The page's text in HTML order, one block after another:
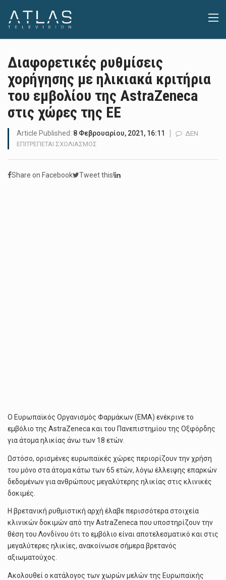
Διαφορετικές ρυθμίσεις
χορήγησης με ηλικιακά κριτήρια
του εμβολίου της AstraZeneca
στις χώρες της ΕΕ
Article Published: 8 Φεβρουαρίου, 2021, 16:11
ΔΕΝ
ΕΠΙΤΡΈΠΕΤΑΙ ΣΧΟΛΙΑΣΜΌΣ
ΧΟΡΉΓΗΣΗΣ
Share on Facebook Tweet this!
Ο Ευρωπαϊκός Οργανισμός Φαρμάκων (EMA) ενέκρινε το
εμβόλιο της AstraZeneca και του Πανεπιστημίου της Οξφόρδης
για άτομα ηλικίας άνω των 18 ετών.
Ωστόσο, ορισμένες ευρωπαϊκές χώρες περιορίζουν την χρήση
του μόνο στα άτομα κάτω των 65 ετών, λόγω έλλειψης επαρκών
δεδομένων για ανθρώπους μεγαλύτερης ηλικίας στις κλινικές
δοκιμές.
Η βρετανική ρυθμιστική αρχή έλαβε περισσότερα στοιχεία
κλινικών δοκιμών από την AstraZeneca που υποστηρίζουν την
θέση του Λονδίνου ότι το εμβόλιο είναι αποτελεσματικό και στις
μεγαλύτερες ηλικίες, ανακοίνωσε σήμερα βρετανός
αξιωματούχος.
Ακολουθεί ο κατάλογος των χωρών μελών της Ευρωπαϊκής